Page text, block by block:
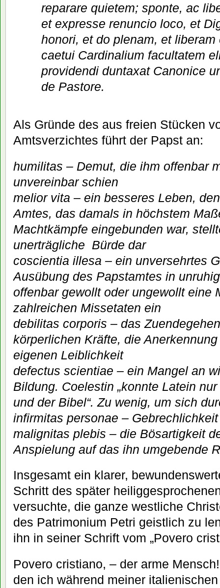
reparare quietem; sponte, ac
et expresse renuncio loco, et
honori, et do plenam, et
caetui Cardinalium facultatem
providendi duntaxat Canonice
de Pastore.
Als Gründe des aus freien Stücken
Amtsverzichtes führt der Papst an:
humilitas – Demut, die ihm offenbar
unvereinbar schien
melior vita – ein besseres Leben,
Amtes, das damals in höchstem
Machtkämpfe eingebunden war,
unerträgliche Bürde dar
coscientia illesa – ein unversehrtes
Ausübung des Papstamtes in
offenbar gewollt oder ungewollt eine
zahlreichen Missetaten ein
debilitas corporis – das
körperlichen Kräfte, die
eigenen Leiblichkeit
defectus scientiae – ein Mangel an
Bildung. Coelestin „konnte Latein
und der Bibel“. Zu wenig, um sich
infirmitas personae –
malignitas plebis – die Bösartigkeit
Anspielung auf das ihn umgebende
Insgesamt ein klarer,
Schritt des später
versuchte, die ganze westliche
des Patrimonium Petri geistlich zu
ihn in seiner Schrift vom „Povero
Povero cristiano, – der arme
den ich während meiner